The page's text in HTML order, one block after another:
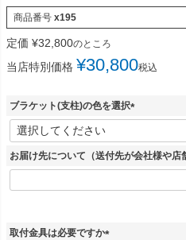
商品番号 x195
定価 ¥32,800のところ
当店特別価格 ¥30,800税込
ブラケット(支柱)の色を選択
(
須
お届け先について（送付先が会社様や店
取付金具は必要ですか